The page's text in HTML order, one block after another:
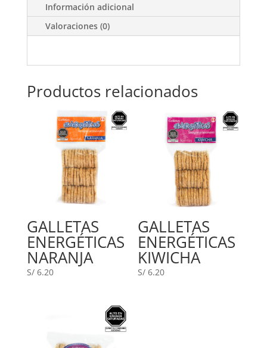
Información adicional
Valoraciones (0)
Productos relacionados
GALLETAS
ENERGÉTICAS
NARANJA
S/6.20
GALLETAS
ENERGÉTICAS
KIWICHA
S/ 6.20